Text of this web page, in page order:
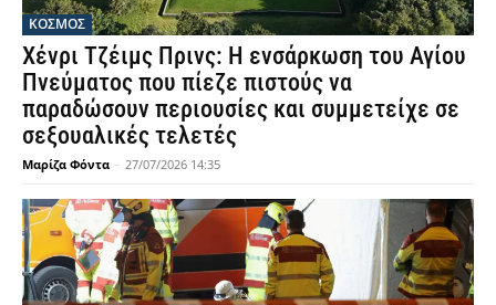
ΚΟΣΜΟΣ
Χένρι Τζέιμς Πρινς: Η ενσάρκωση του Αγίου
Πνεύματος που πίεζε πιστούς να
παραδώσουν περιουσίες και συμμετείχε σε
σεξουαλικές τελετές
Μαρίζα Φόντα - 27/07/2026 14:35